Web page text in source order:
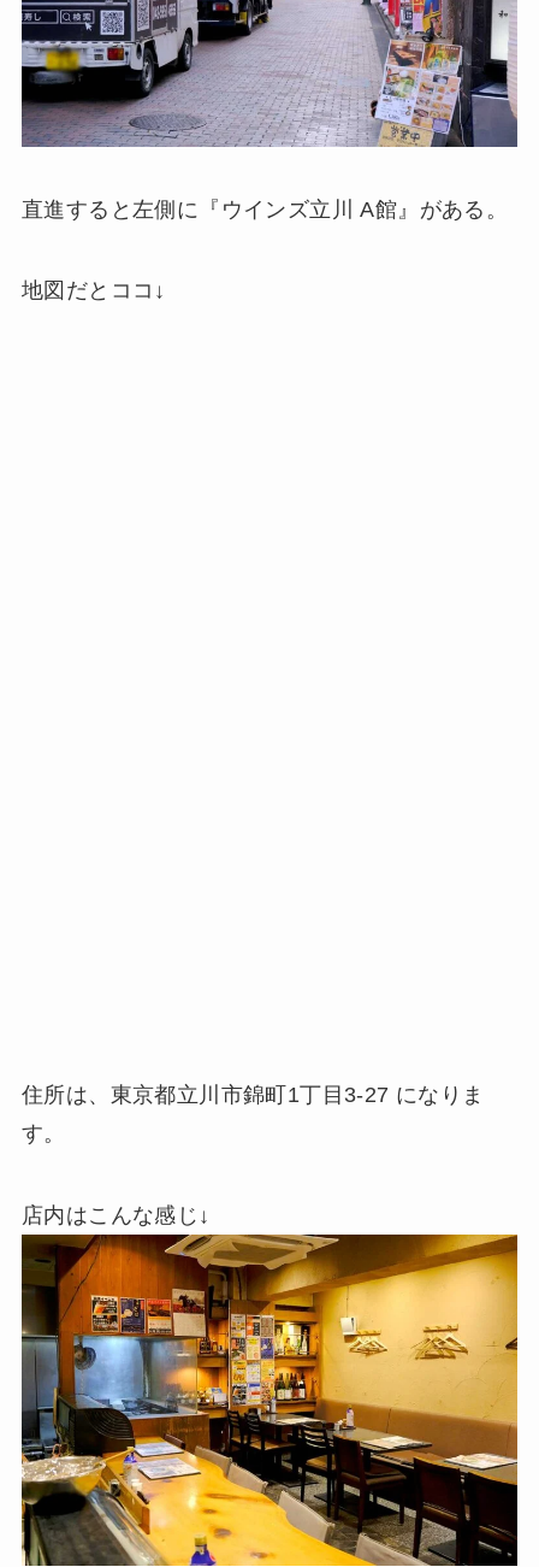
直進すると左側に『ウインズ立川 A館』がある。
地図だとココ↓
住所は、東京都立川市錦町1丁目3-27 になりま
す。
店内はこんな感じ↓